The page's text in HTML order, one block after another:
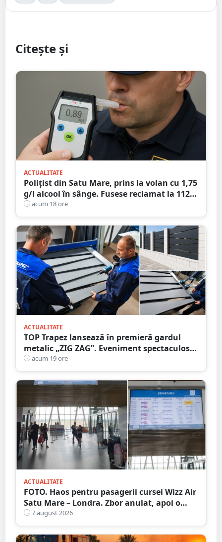
Citește și
ACTUALITATE
Polițist din Satu Mare, prins la volan cu 1,75
g/l alcool în sânge. Fusese reclamat la 112
că circula pe contrasens
acum 18 ore
ACTUALITATE
TOP Trapez lansează în premieră gardul
metalic „ZIG ZAG”. Eveniment spectaculos
în Grădina Romei
acum 19 ore
ACTUALITATE
FOTO. Haos pentru pasagerii cursei Wizz Air
Satu Mare – Londra. Zbor anulat, apoi o
nouă întârziere. Fără explicații clare
7 august 2026